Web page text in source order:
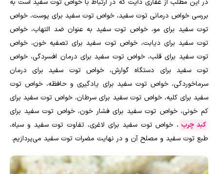
در این مطلب از غفاری دایت که در ارتباط با خواص توت سفید است به
بررسی خواص درمانی توت سفید، خواص توت سفید برای پوست، خواص
توت سفید برای مو، خواص توت سفید به عنوان ضد التهاب، خواص
توت سفید برای دیابت، خواص توت سفید برای تصفیه خون، خواص
توت سفید برای قلب، خواص توت سفید برای درمان افسردگی، خواص
توت سفید برای دستگاه گوارش، خواص توت سفید برای درمان
سرماخوردگی، خواص توت سفید برای یادگیری و حافظه، خواص توت
سفید برای کلیه، خواص توت سفید برای سرطان، خواص توت سفید برای
کم خونی، خواص توت سفید برای فشار خون، خواص توت سفید برای
کبد چرب ، خواص توت سفید برای لاغری، تفاوت توت سفید و سیاه،
طبع توت سفید و مصلح آن و در نهایت مضرات توت سفید می‌پردازیم.